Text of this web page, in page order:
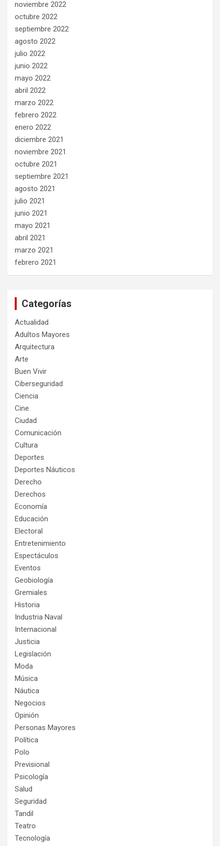
noviembre 2022
octubre 2022
septiembre 2022
agosto 2022
julio 2022
junio 2022
mayo 2022
abril 2022
marzo 2022
febrero 2022
enero 2022
diciembre 2021
noviembre 2021
octubre 2021
septiembre 2021
agosto 2021
julio 2021
junio 2021
mayo 2021
abril 2021
marzo 2021
febrero 2021
Categorías
Actualidad
Adultos Mayores
Arquitectura
Arte
Buen Vivir
Ciberseguridad
Ciencia
Cine
Ciudad
Comunicación
Cultura
Deportes
Deportes Náuticos
Derecho
Derechos
Economía
Educación
Electoral
Entretenimiento
Espectáculos
Eventos
Geobiología
Gremiales
Historia
Industria Naval
Internacional
Justicia
Legislación
Moda
Música
Náutica
Negocios
Opinión
Personas Mayores
Política
Polo
Previsional
Psicología
Salud
Seguridad
Tandil
Teatro
Tecnología